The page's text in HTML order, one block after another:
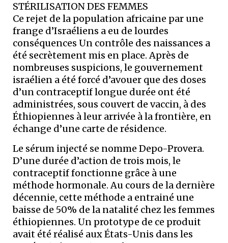
STÉRILISATION DES FEMMES
Ce rejet de la population africaine par une
frange d’Israéliens a eu de lourdes
conséquences Un contrôle des naissances a
été secrètement mis en place. Après de
nombreuses suspicions, le gouvernement
israélien a été forcé d’avouer que des doses
d’un contraceptif longue durée ont été
administrées, sous couvert de vaccin, à des
Éthiopiennes à leur arrivée à la frontière, en
échange d’une carte de résidence.
Le sérum injecté se nomme Depo-Provera.
D’une durée d’action de trois mois, le
contraceptif fonctionne grâce à une
méthode hormonale. Au cours de la dernière
décennie, cette méthode a entrainé une
baisse de 50% de la natalité chez les femmes
éthiopiennes. Un prototype de ce produit
avait été réalisé aux États-Unis dans les